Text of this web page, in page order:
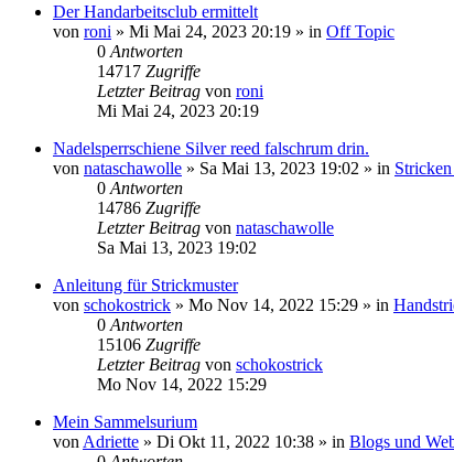
Der Handarbeitsclub ermittelt
von roni » Mi Mai 24, 2023 20:19 » in Off Topic
0 Antworten
14717 Zugriffe
Letzter Beitrag von roni
Mi Mai 24, 2023 20:19
Nadelsperrschiene Silver reed falschrum drin.
von nataschawolle » Sa Mai 13, 2023 19:02 » in
0 Antworten
14786 Zugriffe
Letzter Beitrag von nataschawolle
Sa Mai 13, 2023 19:02
Anleitung für Strickmuster
von schokostrick » Mo Nov 14, 2022 15:29 » in
0 Antworten
15106 Zugriffe
Letzter Beitrag von schokostrick
Mo Nov 14, 2022 15:29
Mein Sammelsurium
von Adriette » Di Okt 11, 2022 10:38 » in Blogs und